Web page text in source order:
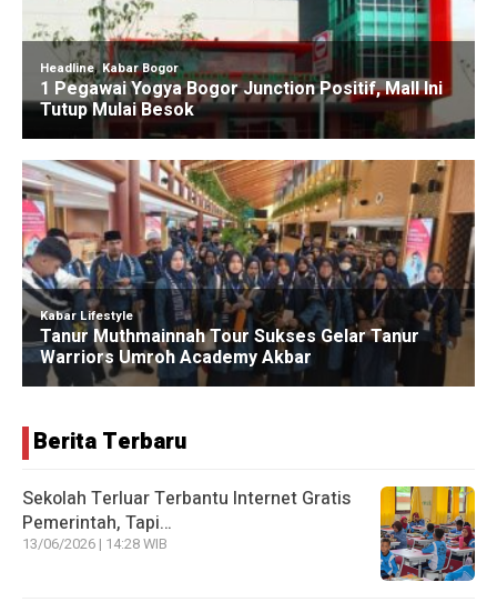
Berita Terbaru
Sekolah Terluar Terbantu Internet Gratis
Pemerintah, Tapi…
13/06/2026 | 14:28 WIB